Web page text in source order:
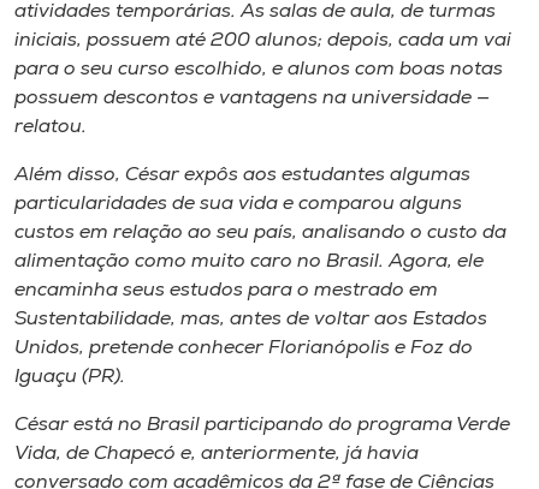
atividades temporárias. As salas de aula, de turmas
iniciais, possuem até 200 alunos; depois, cada um vai
para o seu curso escolhido, e alunos com boas notas
possuem descontos e vantagens na universidade —
relatou.
Além disso, César expôs aos estudantes algumas
particularidades de sua vida e comparou alguns
custos em relação ao seu país, analisando o custo da
alimentação como muito caro no Brasil. Agora, ele
encaminha seus estudos para o mestrado em
Sustentabilidade, mas, antes de voltar aos Estados
Unidos, pretende conhecer Florianópolis e Foz do
Iguaçu (PR).
César está no Brasil participando do programa Verde
Vida, de Chapecó e, anteriormente, já havia
conversado com acadêmicos da 2ª fase de Ciências